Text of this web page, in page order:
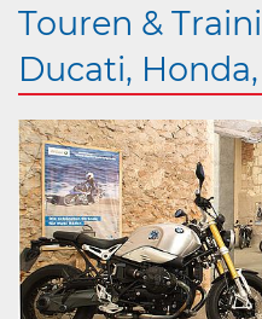
Touren &
Ducati, Honda,